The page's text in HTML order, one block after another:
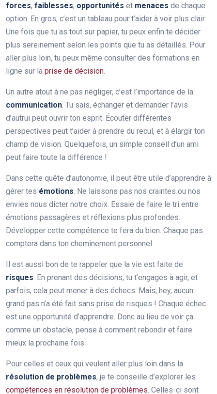
forces, faiblesses, opportunités et menaces de chaque
option. En gros, c’est un tableau pour t’aider à voir plus clair.
Une fois que tu as tout sur papier, tu peux enfin te décider
plus sereinement selon les points que tu as détaillés. Pour
aller plus loin, tu peux même consulter des formations en
ligne sur la prise de décision.
Un autre atout à ne pas négliger, c’est l’importance de la
communication. Tu sais, échanger et demander l’avis
d’autrui peut ouvrir ton esprit. Écouter différentes
perspectives peut t’aider à prendre du recul, et à élargir ton
champ de vision. Quelquefois, un simple conseil d’un ami
peut faire toute la différence !
Dans cette quête d’autonomie, il peut être utile d’apprendre à
gérer tes émotions. Ne laissons pas nos craintes ou nos
envies nous dicter notre choix. Essaie de faire le tri entre
émotions passagères et réflexions plus profondes.
Développer cette compétence te fera du bien. Chaque pas
comptera dans ton cheminement personnel.
Il est aussi bon de te rappeler que la vie est faite de
risques. En prenant des décisions, tu t’engages à agir, et
parfois, cela peut mener à des échecs. Mais, hey, aucun
grand pas n’a été fait sans prise de risques ! Chaque échec
est une opportunité d’apprendre. Donc au lieu de voir ça
comme un obstacle, pense à comment rebondir et faire
mieux la prochaine fois.
Pour celles et ceux qui veulent aller plus loin dans la
résolution de problèmes, je te conseille d’explorer les
compétences en résolution de problèmes. Celles-ci sont